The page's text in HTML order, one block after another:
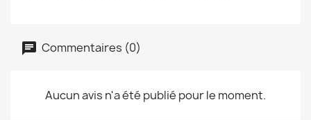
Commentaires (0)
Aucun avis n'a été publié pour le moment.